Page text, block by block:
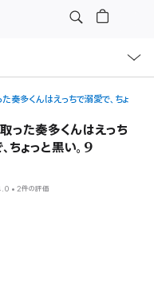
奏多くんはえっちで溺愛で、ちょ
った奏多くんはえっち
ちょっと黒い。9
•2件の評価